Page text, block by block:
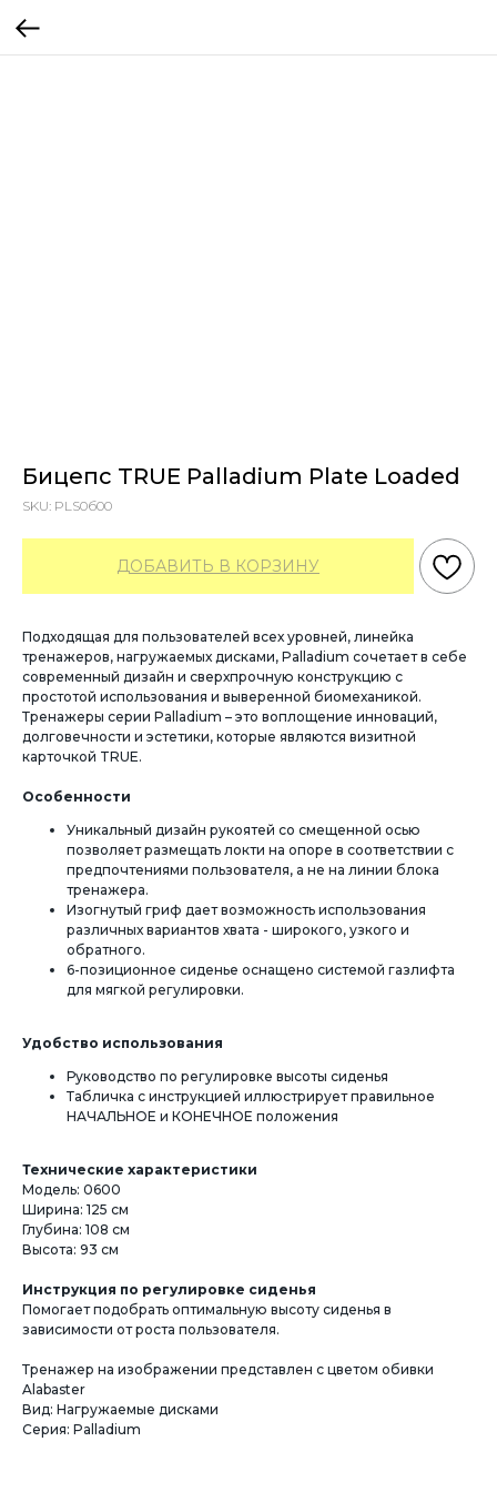
Бицепс TRUE Palladium Plate Loaded
SKU: PLS0б00
ДОБАВИТЬ В КОРЗИНУ
Подходящая для пользователей всех уровней, линейка
тренажеров, нагружаемых дисками, Palladium сочетает в себе
современный дизайн и сверхпрочную конструкцию с
простотой использования и выверенной биомеханикой.
Тренажеры серии Palladium – это воплощение инноваций,
долговечности и эстетики, которые являются визитной
карточкой TRUE.
Особенности
Уникальный дизайн рукоятей со смещенной осью
позволяет размещать локти на опоре в соответствии с
предпочтениями пользователя, а не на линии блока
тренажера.
Изогнутый гриф дает возможность использования
различных вариантов хвата - широкого, узкого и
обратного.
6-позиционное сиденье оснащено системой газлифта
для мягкой регулировки.
Удобство использования
Руководство по регулировке высоты сиденья
Табличка с инструкцией иллюстрирует правильное
НАЧАЛЬНОЕ и КОНЕЧНОЕ положения
Технические характеристики
Модель: 0600
Ширина: 125 см
Глубина: 108 см
Высота: 93 см
Инструкция по регулировке сиденья
Помогает подобрать оптимальную высоту сиденья в
зависимости от роста пользователя.
Тренажер на изображении представлен с цветом обивки
Alabaster
Вид: Нагружаемые дисками
Серия: Palladium